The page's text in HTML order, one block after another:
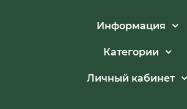
Информация
Категории
Личный кабинет